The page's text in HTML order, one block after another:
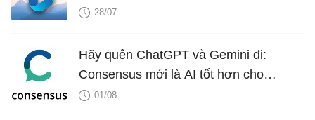
28/07
Hãy quên ChatGPT và Gemini đi:
Consensus mới là AI tốt hơn cho
nghiên cứu!
01/08